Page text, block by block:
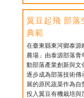
翼豆起飛 部
典範
在臺東縣東河鄉泰
農場」由泰源部落
動部落產業創新與
逐步成為部落技術
展的原民蔬菜作為
投入翼豆有機栽培